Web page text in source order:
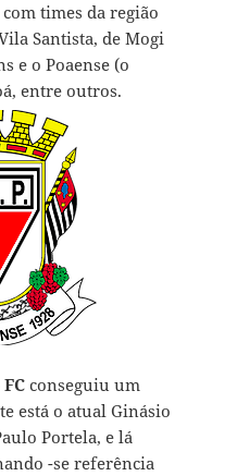
times da região
Santista, de Mogi
e o Poaense (o
entre outros.
conseguiu um
está o atual Ginásio
Portela, e lá
-se referência